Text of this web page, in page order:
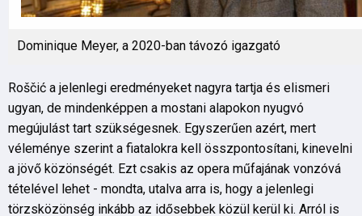
Dominique Meyer, a 2020-ban távozó igazgató
Roščić a jelenlegi eredményeket nagyra tartja és elismeri
ugyan, de mindenképpen a mostani alapokon nyugvó
megújulást tart szükségesnek. Egyszerűen azért, mert
véleménye szerint a fiatalokra kell összpontosítani, kinevelni
a jövő közönségét. Ezt csakis az opera műfajának vonzóvá
tételével lehet - mondta, utalva arra is, hogy a jelenlegi
törzsközönség inkább az idősebbek közül kerül ki. Arról is